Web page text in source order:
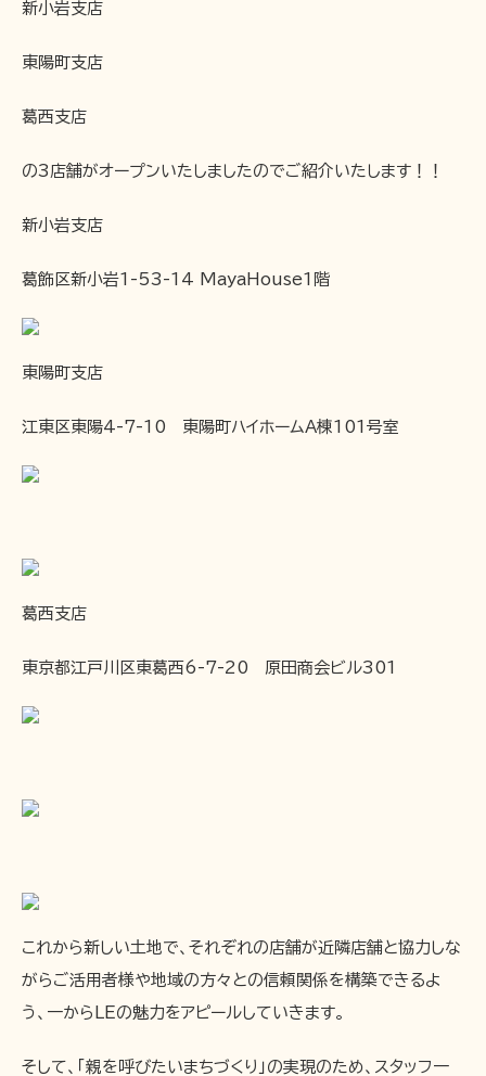
新小岩支店
東陽町支店
葛西支店
の3店舗がオープンいたしましたのでご紹介いたします！！
新小岩支店
葛飾区新小岩1-53-14 MayaHouse1階
東陽町支店
江東区東陽4-7-10 東陽町ハイホームA棟101号室
葛西支店
東京都江戸川区東葛西6-7-20 原田商会ビル301
これから新しい土地で、それぞれの店舗が近隣店舗と協力しな
がらご活用者様や地域の方々との信頼関係を構築できるよ
う、一からLEの魅力をアピールしていきます。
そして、「親を呼びたいまちづくり」の実現のため、スタッフ一